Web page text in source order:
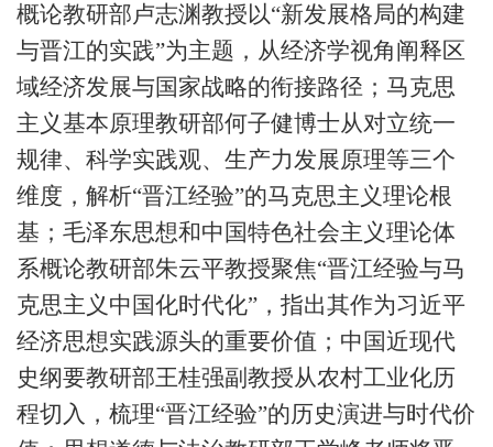
概论教研部卢志渊教授以“新发展格局的构建
与晋江的实践”为主题，从经济学视角阐释区
域经济发展与国家战略的衔接路径；马克思
主义基本原理教研部何子健博士从对立统一
规律、科学实践观、生产力发展原理等三个
维度，解析“晋江经验”的马克思主义理论根
基；毛泽东思想和中国特色社会主义理论体
系概论教研部朱云平教授聚焦“晋江经验与马
克思主义中国化时代化”，指出其作为习近平
经济思想实践源头的重要价值；中国近现代
史纲要教研部王桂强副教授从农村工业化历
程切入，梳理“晋江经验”的历史演进与时代价